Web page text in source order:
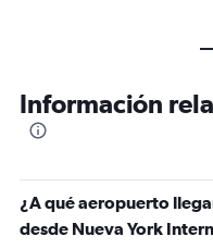
Información
¿A qué aeropuerto
desde Nueva York